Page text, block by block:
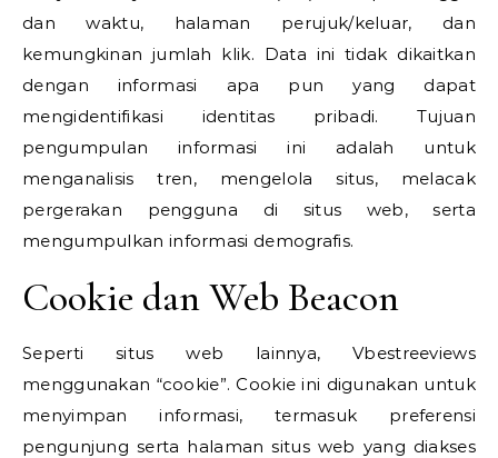
dan waktu, halaman perujuk/keluar, dan
kemungkinan jumlah klik. Data ini tidak dikaitkan
dengan informasi apa pun yang dapat
mengidentifikasi identitas pribadi. Tujuan
pengumpulan informasi ini adalah untuk
menganalisis tren, mengelola situs, melacak
pergerakan pengguna di situs web, serta
mengumpulkan informasi demografis.
Cookie dan Web Beacon
Seperti situs web lainnya, Vbestreeviews
menggunakan “cookie”. Cookie ini digunakan untuk
menyimpan informasi, termasuk preferensi
pengunjung serta halaman situs web yang diakses